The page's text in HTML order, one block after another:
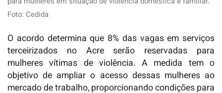
Foto: Cedida
O acordo determina que 8% das vagas em serviços
terceirizados no Acre serão reservadas para
mulheres vítimas de violência. A medida tem o
objetivo de ampliar o acesso dessas mulheres ao
mercado de trabalho, proporcionando condições para